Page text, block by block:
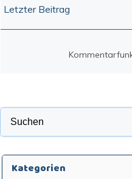
Post
Letzter Beitrag
Kategorien